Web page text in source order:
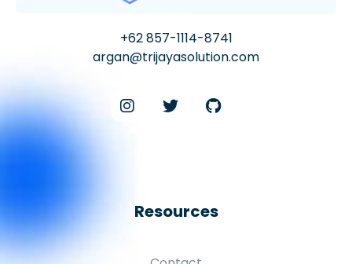
+62 857-1114-8741
argan@trijayasolution.com
Resources